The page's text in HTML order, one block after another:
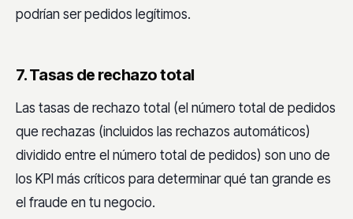
podrían ser pedidos legítimos.
7. Tasas de rechazo total
Las tasas de rechazo total (el número total de pedidos
que rechazas (incluidos las rechazos automáticos)
dividido entre el número total de pedidos) son uno de
los KPI más críticos para determinar qué tan grande es
el fraude en tu negocio.